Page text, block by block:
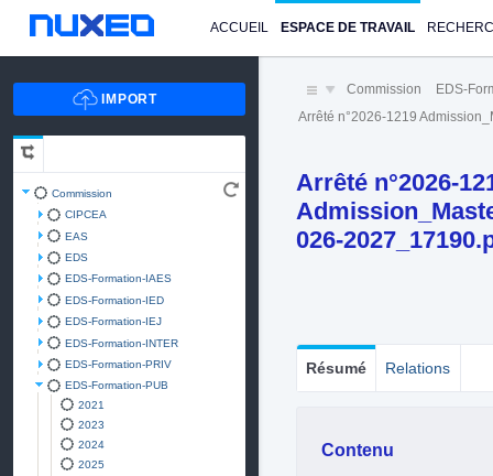
ACCUEIL ESPACE DE TRAVAIL
Commission
CIPCEA
EAS
EDS
EDS-Formation-IAES
EDS-Formation-IED
EDS-Formation-IEJ
EDS-Formation-INTER
EDS-Formation-PRIV
EDS-Formation-PUB
2021
2023
2024
2025
Commission EDS-
Arrêté n°2026-1219
Arrêté n°2026-
026-
Résumé Relations
Contenu